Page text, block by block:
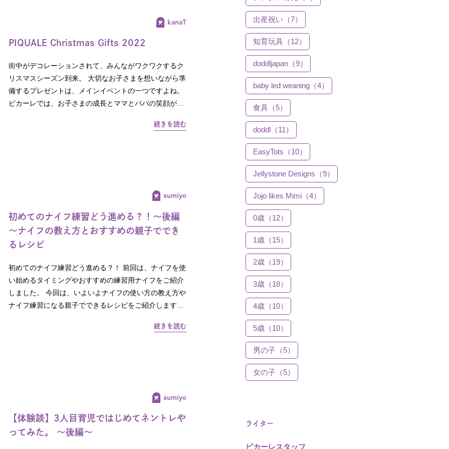
kanaT
PIQUALE Christmas Gifts 2022
街中がデコレーションされて、みんながワクワクするク
リスマスシーズン到来。 大切なお子さまを想いながら準
備するプレゼントは、メインイベントの一つですよね。
ピカーレでは、お子さまの成長とママとパパの笑顔が…
続きを読む
sumiyo
初めてのナイフ練習どう進める？！～後編
～ナイフの教え方とおすすめの親子ででき
るレシピ
初めてのナイフ練習どう進める？！ 前回は、ナイフを使
い始めるタイミングやおすすめの練習用ナイフをご紹介
しました。 今回は、いよいよナイフの使い方の教え方や
ナイフ練習になる親子でできるレシピをご紹介します…
続きを読む
sumiyo
【体験談】3人目育児ではじめてネントレや
ってみた。 ～後編～
出産祝い（7）
知育玩具（12）
doddljapan（9）
baby led weaning（4）
食具（5）
doddl（11）
EasyTots（10）
Jellystone Designs（9）
Jojo likes Mimi（4）
0歳（12）
1歳（15）
2歳（19）
3歳（18）
4歳（10）
5歳（10）
男の子（5）
女の子（5）
ライター
ピカーレスタッフ